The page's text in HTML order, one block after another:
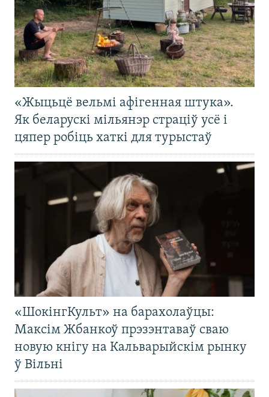
«Жыцьцё вельмі афігенная штука».
Як беларускі мільянэр страціў усё і
цяпер робіць хаткі для турыстаў
«ШокінгКульт» на барахолаўцы:
Максім Жбанкоў прэзэнтаваў сваю
новую кнігу на Кальварыйскім рынку
ў Вільні